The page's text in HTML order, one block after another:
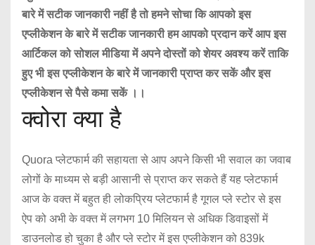
बारे में सटीक जानकारी नहीं है तो हमने सोचा कि आपको इस
एप्लीकेशन के बारे में सटीक जानकारी हम आपको प्रदान करें आप इस
आर्टिकल को सोशल मीडिया में अपने दोस्तों को शेयर अवश्य करें ताकि
हुए भी इस एप्लीकेशन के बारे में जानकारी प्राप्त कर सकें और इस
एप्लीकेशन से पैसे कमा सकें ।।
क्वोरा क्या है
Quora प्लेटफार्म की सहायता से आप अपने किसी भी सवाल का जवाब
लोगों के माध्यम से बड़ी आसानी से प्राप्त कर सकते हैं यह प्लेटफार्म
आज के वक्त में बहुत ही लोकप्रिय प्लेटफार्म है गूगल प्ले स्टोर से इस
ऐप को अभी के वक्त में लगभग 10 मिलियन से अधिक डिवाइसों में
डाउनलोड हो चुका है और प्ले स्टोर में इस एप्लीकेशन को 839k